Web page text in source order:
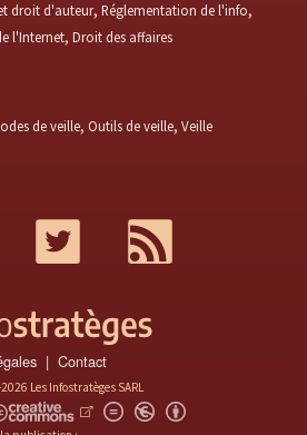
droit d'auteur Réglementation de l'info
l'Internet Droit des affaires
de veille Outils de veille Veille
Twitter
Contact
Les Infostratèges SARL